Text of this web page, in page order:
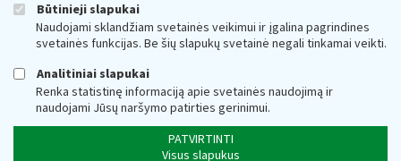
Būtinieji slapukai
Naudojami sklandžiam svetainės veikimui ir įgalina pagrindines
svetainės funkcijas. Be šių slapukų svetainė negali tinkamai veikti.
Analitiniai slapukai
Renka statistinę informaciją apie svetainės naudojimą ir
naudojami Jūsų naršymo patirties gerinimui.
PATVIRTINTI
Visus slapukus